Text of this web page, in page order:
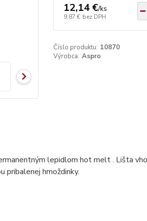
12,14 €/ks
9,87 € bez DPH
Číslo produktu: 10870
Výrobca: Aspro
lepidlom hot melt . Lišta
pribalenej hmoždinky.